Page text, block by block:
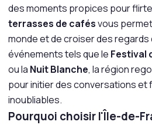
des moments propices pour
terrasses de cafésvous
monde et de croiser des regards
événements tels que le Festival
ou la Nuit Blanche, la région
pour initier des conversations et
inoubliables.
Pourquoi choisir l'Île-de-